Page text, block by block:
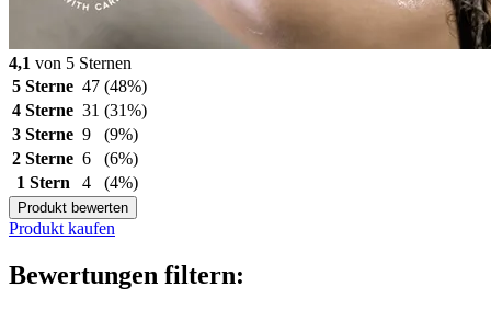
4,1 von 5 Sternen
5 Sterne 47 (48%)
4 Sterne 31 (31%)
3 Sterne 9
(9%)
2 Sterne 6
(6%)
1 Stern
4 (4%)
Produkt bewerten
Produkt kaufen
Bewertungen filtern: